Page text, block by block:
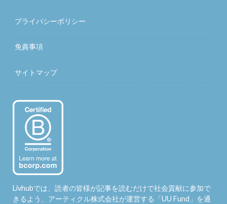
プライバシーポリシー
免責事項
サイトマップ
Livhubでは、読者の皆様が記事を読むだけで社会貢献に参加で
きるよう、アーティクル株式会社が運営する「UU Fund 」を通